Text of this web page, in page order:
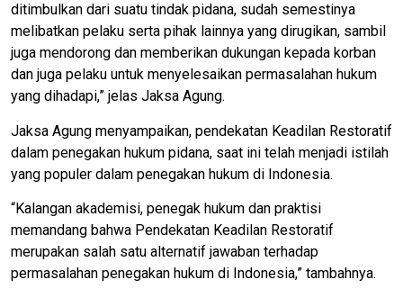
ditimbulkan dari suatu tindak pidana, sudah semestinya
melibatkan pelaku serta pihak lainnya yang dirugikan, sambil
juga mendorong dan memberikan dukungan kepada korban
dan juga pelaku untuk menyelesaikan permasalahan hukum
yang dihadapi,” jelas Jaksa Agung.
Jaksa Agung menyampaikan, pendekatan Keadilan Restoratif
dalam penegakan hukum pidana, saat ini telah menjadi istilah
yang populer dalam penegakan hukum di Indonesia.
“Kalangan akademisi, penegak hukum dan praktisi
memandang bahwa Pendekatan Keadilan Restoratif
merupakan salah satu alternatif jawaban terhadap
permasalahan penegakan hukum di Indonesia,” tambahnya.